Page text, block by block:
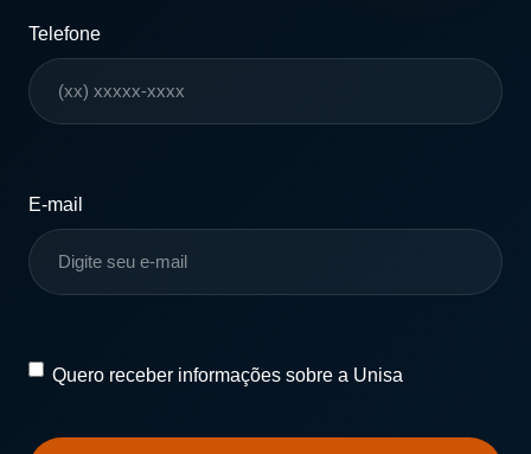
Telefone
E-mail
QueroQuero receber informações sobre a Unisa